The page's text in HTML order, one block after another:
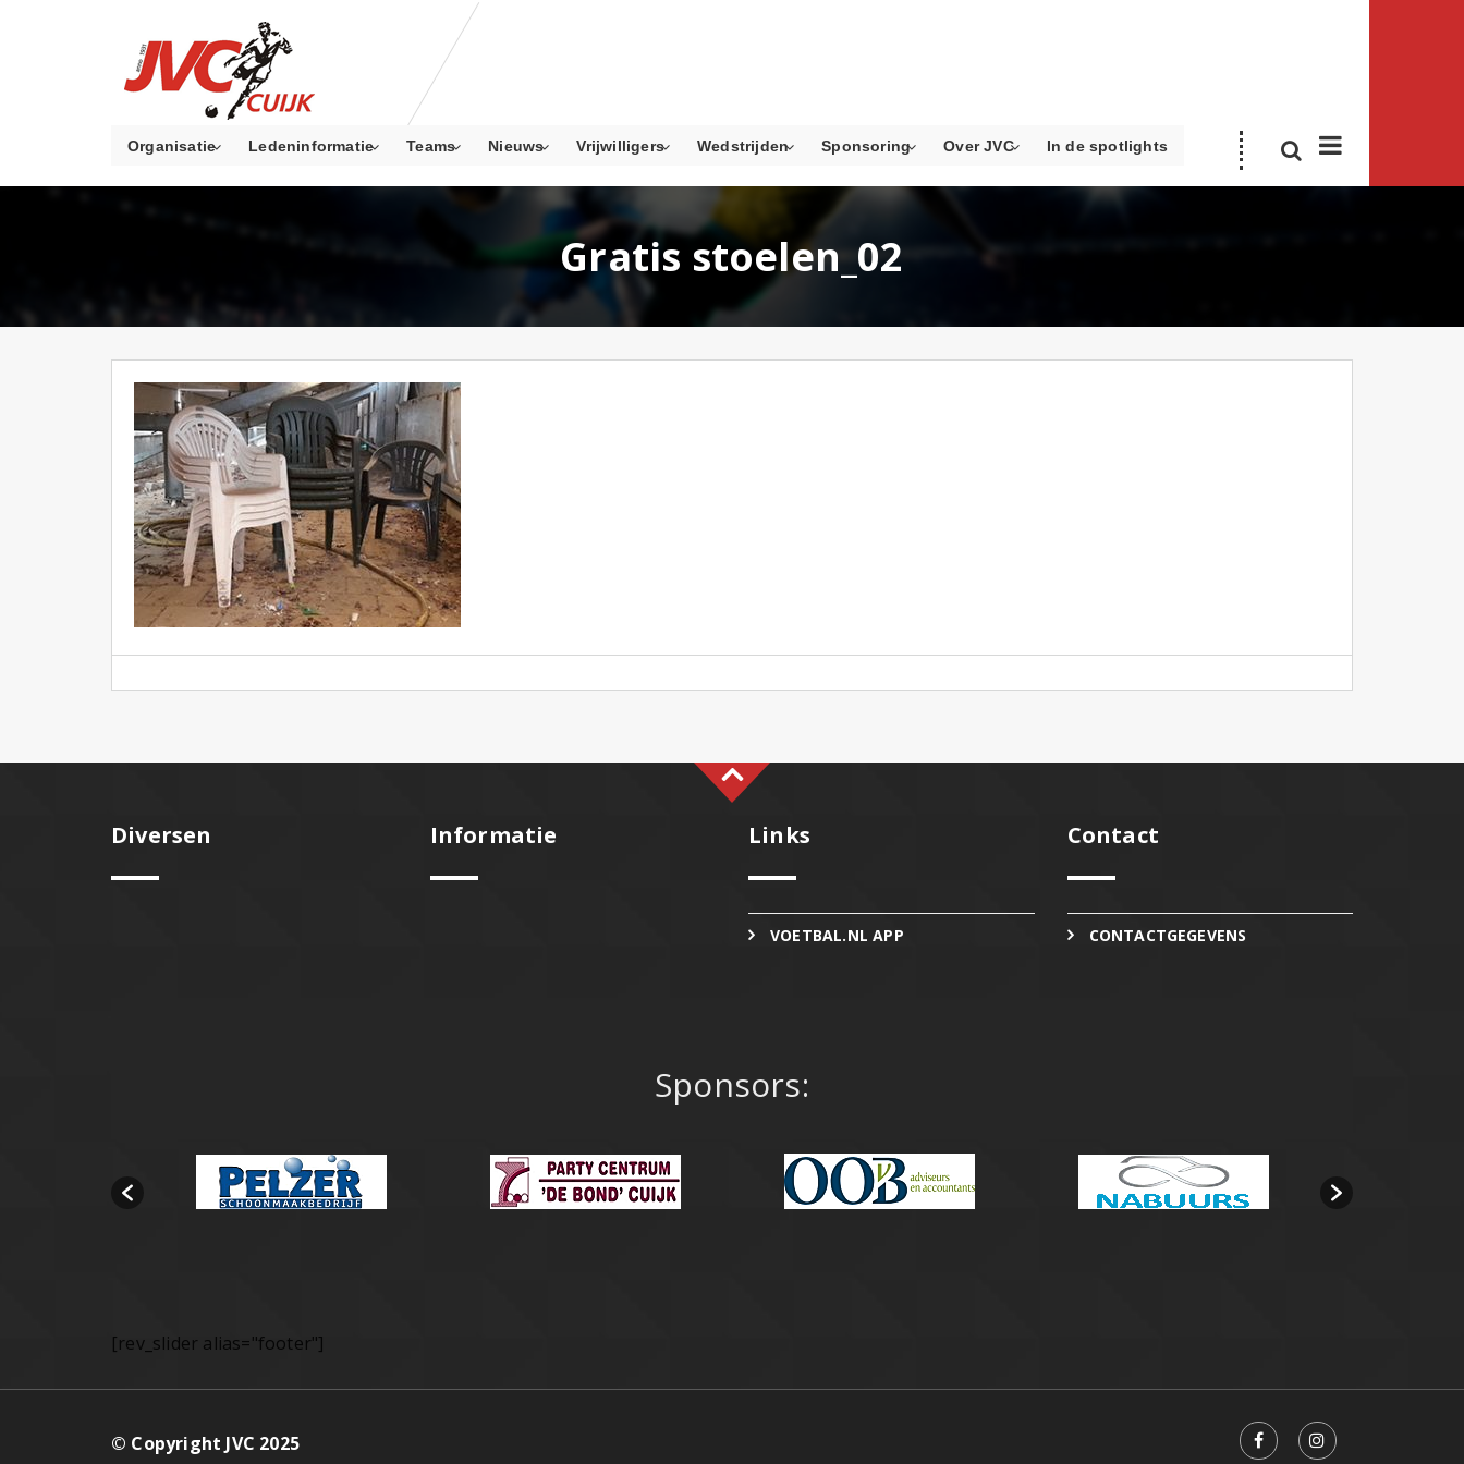
Organisatie Ledeninformatie Teams Nieuws Vrijwilligers Wedstrijden Sponsoring Over JVC In de spotlights
Gratis stoelen_02
Diversen Informatie Links
VOETBAL.NL APP
Contact
CONTACTGEGEVENS
Sponsors:
[rev_slider alias="footer"]
© Copyright JVC 2025